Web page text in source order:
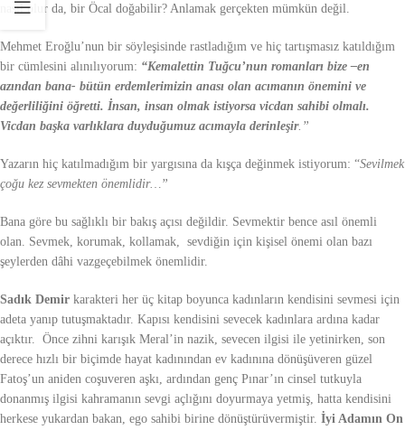
nasıl olur da, bir Öcal doğabilir? Anlamak gerçekten mümkün değil.
Mehmet Eroğlu’nun bir söyleşisinde rastladığım ve hiç tartışmasız katıldığım
bir cümlesini alınılıyorum: “Kemalettin Tuğcu’nun romanları bize –en
azından bana- bütün erdemlerimizin anası olan acımanın önemini ve
değerliliğini öğretti. İnsan, insan olmak istiyorsa vicdan sahibi olmalı.
Vicdan başka varlıklara duyduğumuz acımayla derinleşir.”
Yazarın hiç katılmadığım bir yargısına da kışça değinmek istiyorum: “Sevilmek
çoğu kez sevmekten önemlidir…”
Bana göre bu sağlıklı bir bakış açısı değildir. Sevmektir bence asıl önemli
olan. Sevmek, korumak, kollamak, sevdiğin için kişisel önemi olan bazı
şeylerden dâhi vazgeçebilmek önemlidir.
Sadık Demir karakteri her üç kitap boyunca kadınların kendisini sevmesi için
adeta yanıp tutuşmaktadır. Kapısı kendisini sevecek kadınlara ardına kadar
açıktır. Önce zihni karışık Meral’in nazik, sevecen ilgisi ile yetinirken, son
derece hızlı bir biçimde hayat kadınından ev kadınına dönüşüveren güzel
Fatoş’un aniden coşuveren aşkı, ardından genç Pınar’ın cinsel tutkuyla
donanmış ilgisi kahramanın sevgi açlığını doyurmaya yetmiş, hatta kendisini
herkese yukardan bakan, ego sahibi birine dönüştürüvermiştir. İyi Adamın On